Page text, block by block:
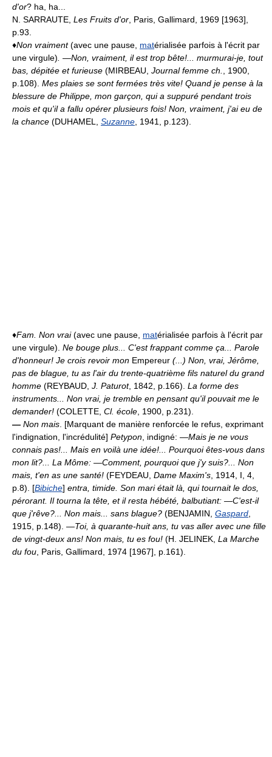
d'or? ha, ha...
N. SARRAUTE, Les Fruits d'or , Paris, Gallimard, 1969 [1963],
p.93.
♦Non vraiment(avec une pause, matérialisée parfois à l'écrit par
une virgule) —Non, vraiment, il est trop bête!... murmurai-je, tout
bas, dépitée et furieuse (MIRBEAU, Journal femme ch.
, 1900,
p.108). Mes plaies se sont fermées très vite! Quand je pense à la
blessure de Philippe, mon garçon, qui a suppuré pendant trois
mois et qu'il a fallu opérer plusieurs fois! Non, vraiment, j'ai eu de
la chance (DUHAMEL, Suzanne , 1941, p.123).
♦Fam. Non vrai(avec une pause, matérialisée parfois à l'écrit par
une virgule). Ne bouge plus... C'est frappant comme ça... Parole
d'honneur! Je crois revoir mon Empereur (...) Non, vrai, Jérôme,
pas de blague, tu as l'air du trente-quatrième fils naturel du grand
homme (REYBAUD, J. Paturot, 1842, p.166). La forme des
instruments... Non vrai, je tremble en pensant qu'il pouvait me le
demander! (COLETTE, Cl. école , 1900, p.231).
— Non mais . [Marquant de manière renforcée le refus, exprimant
l'indignation, l'incrédulité] Petypon , indigné: —Mais je ne vous
connais pas!... Mais en voilà une idée!... Pourquoi êtes-vous dans
mon lit?... La Môme: —Comment, pourquoi que j'y suis?... Non
mais, t'en as une santé! (FEYDEAU, Dame Maxim's , 1914, I, 4,
p.8). [Bibiche] entra, timide. Son mari était là, qui tournait le dos,
pérorant. Il tourna la tête, et il resta hébété, balbutiant: —C'est-il
que j'rêve?... Non mais... sans blague? (BENJAMIN, Gaspard
1915, p.148). —Toi, à quarante-huit ans, tu vas aller avec une fille
de vingt-deux ans! Non mais, tu es fou! (H. JELINEK, La Marche
du fou , Paris, Gallimard, 1974 [1967], p.161).